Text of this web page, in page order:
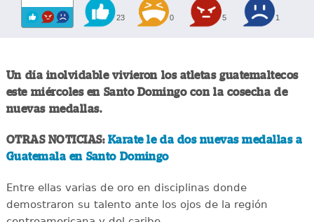
23 0 5 1
Un día inolvidable vivieron los atletas guatemaltecos
este miércoles en Santo Domingo con la cosecha de
nuevas medallas.
OTRAS NOTICIAS: Karate le da dos nuevas medallas a
Guatemala en Santo Domingo
Entre ellas varias de oro en disciplinas donde
demostraron su talento ante los ojos de la región